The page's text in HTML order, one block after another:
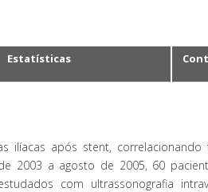
Estatísticas
ilíacas após stent,
2003 a agosto de 2005, 60
com ultrassonografia